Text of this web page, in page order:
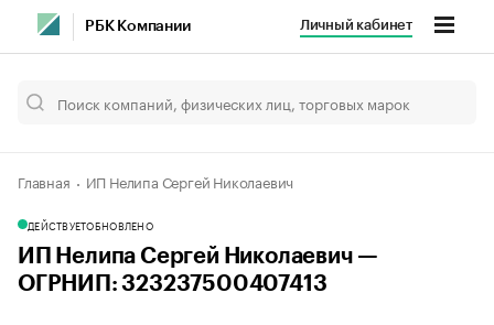
РБК Компании Личный кабинет
Главная ИП Нелипа Сергей Николаевич
ДЕЙСТВУЕТОБНОВЛЕНО
ИП Нелипа Сергей Николаевич —
ОГРНИП: 323237500407413